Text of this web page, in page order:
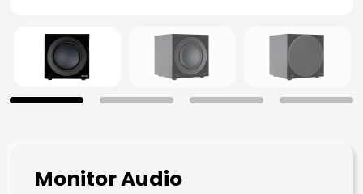
Monitor Audio